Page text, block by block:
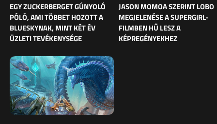
EGY ZUCKERBERGET GÚNYOLÓ
PÓLÓ, AMI TÖBBET HOZOTT A
BLUESKYNAK, MINT KÉT ÉV
ÜZLETI TEVÉKENYSÉGE
JASON MOMOA SZERINT LOBO
MEGJELENÉSE A SUPERGIRL-
FILMBEN HŰ LESZ A
KÉPREGÉNYEKHEZ